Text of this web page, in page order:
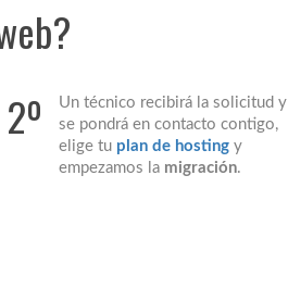
2º
Un técnico recibirá la solicitud y
se pondrá en contacto contigo,
elige tu plan de hosting y
empezamos la migración.